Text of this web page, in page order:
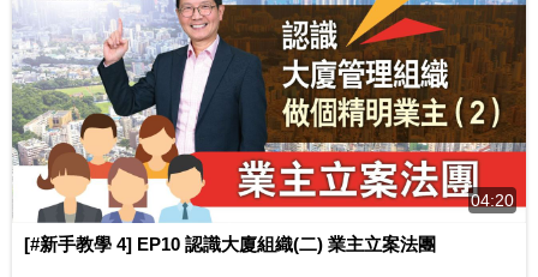
04:20
[#新手教學 4] EP10 認識大廈組織(二) 業主立案法團